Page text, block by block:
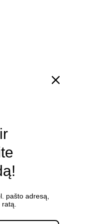
pašto adresą,